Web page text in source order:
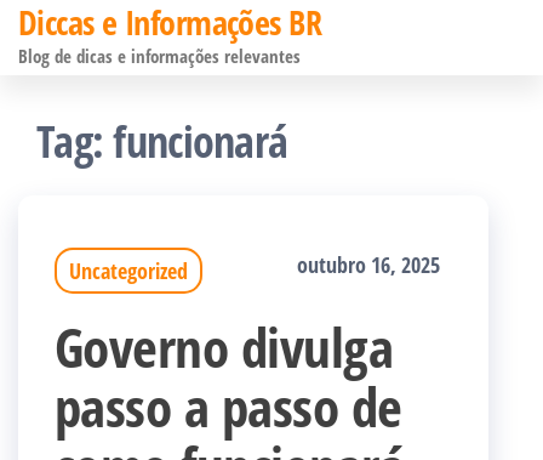
Pular
para
conteúdo
Diccas e Informações BR
Blog de dicas e informações relevantes
Tag:funcionará
Uncategorized outubro 16, 2025
Governo divulga
passo a passo de